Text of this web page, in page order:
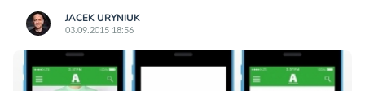
JACEK URYNIUK
03.09.2015 18:56